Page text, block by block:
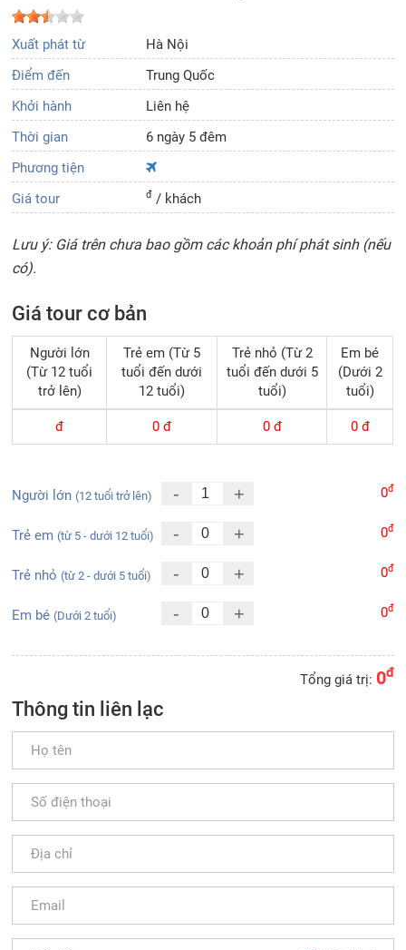
Xuất phát từ
Hà Nội
Điểm đến
Trung Quốc
Khởi hành
Liên hệ
Thời gian
6 ngày 5 đêm
Phương tiện
Giá tour
đ / khách
Lưu ý: Giá trên chưa bao gồm các khoản phí phát sinh (nếu
có).
Giá tour cơ bản
Người lớn
(Từ 12 tuổi
trở lên)
Trẻ em (Từ 5
tuổi đến dưới
12 tuổi)
Trẻ nhỏ (Từ 2
tuổi đến dưới 5
tuổi)
Em bé
(Dưới 2
tuổi)
đ 0 đ 0đ 0đ
Người lớn(12 tuổi trở lên) - + 0đ
Trẻ em(từ 5 - dưới 12 tuổi) - + 0đ
Trẻ nhỏ(từ 2 - dưới 5 tuổi) - + 0đ
Em bé(Dưới 2 tuổi) - + 0đ
Tổng giá trị: 0đ
Thông tin liên lạc